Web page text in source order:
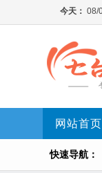
网站首页
快速导航：